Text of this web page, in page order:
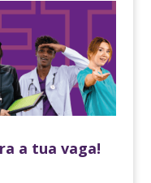
a tua vaga!